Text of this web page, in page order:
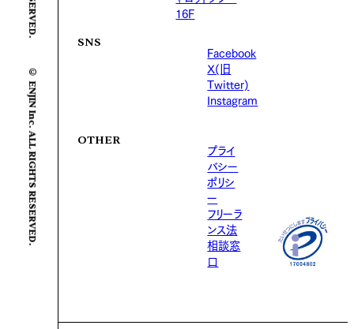
© ENJIN Inc. ALL RIGHTS RESERVED.
16F
SNS
Facebook
X(旧
Twitter)
Instagram
OTHER
プライ
バシー
ポリシ
ー
フリーラ
ンス法
相談窓
口